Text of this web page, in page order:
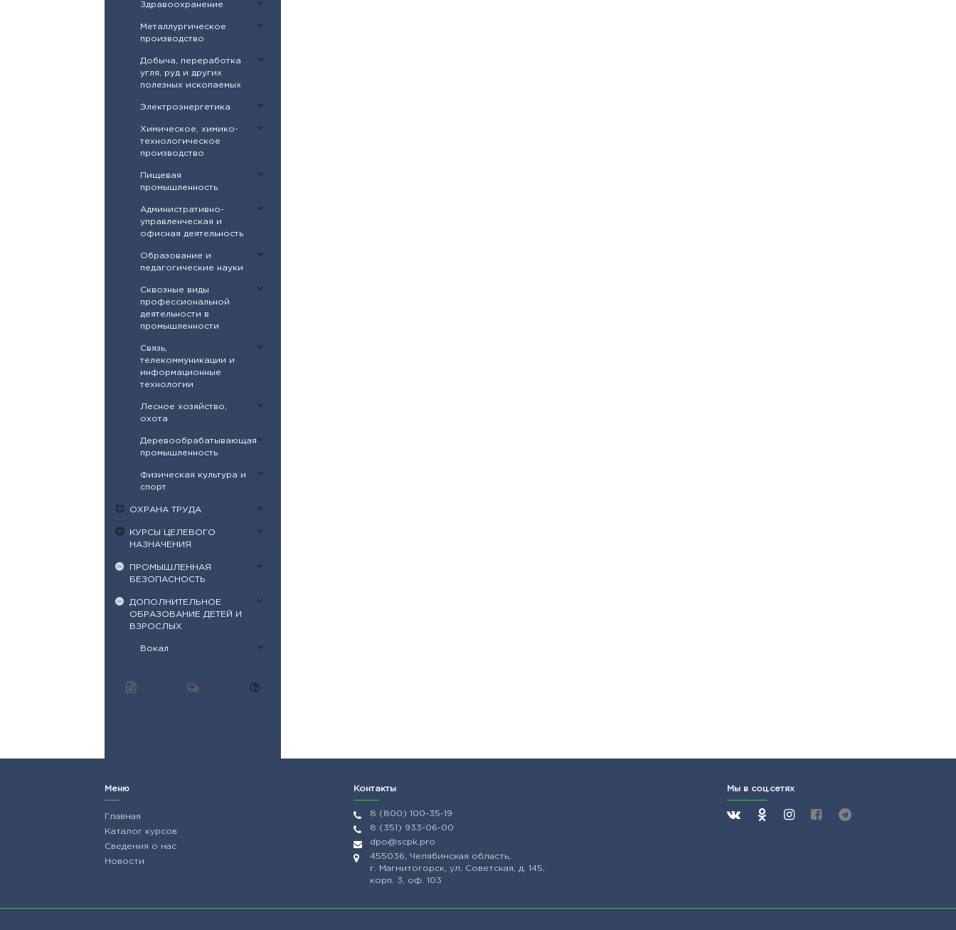
Здравоохранение
Металлургическое
производство
Добыча, переработка
угля, руд и других
полезных ископаемых
Электроэнергетика
Химическое, химико-
технологическое
производство
Пищевая
промышленность
Административно-
управленческая и
офисная деятельность
Образование и
педагогические науки
Сквозные виды
профессиональной
деятельности в
промышленности
Связь,
телекоммуникации и
информационные
технологии
Лесное хозяйство,
охота
Деревообрабатывающая
промышленность
Физическая культура и
спорт
ОХРАНА ТРУДА
КУРСЫ ЦЕЛЕВОГО
НАЗНАЧЕНИЯ
ПРОМЫШЛЕННАЯ
БЕЗОПАСНОСТЬ
ДОПОЛНИТЕЛЬНОЕ
ОБРАЗОВАНИЕ ДЕТЕЙ И
ВЗРОСЛЫХ
Вокал
Меню
Главная
Каталог курсов
Сведения о нас
Новости
Контакты
8 (800) 100-35-19
8 (351) 933-06-00
dpo@scpk.pro
455036, Челябинская область,
г. Магнитогорск, ул. Советская, д. 145,
корп. 3, оф. 103
Мы в соц.сетях